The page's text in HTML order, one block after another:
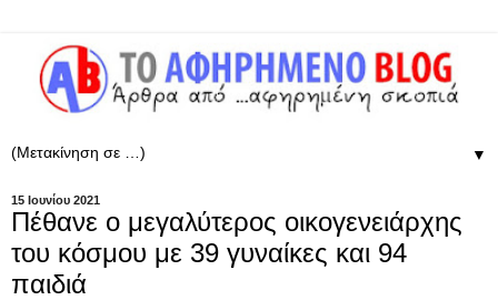
▼
15 Ιουνίου 2021
Πέθανε ο μεγαλύτερος οικογενειάρχης
του κόσμου με 39 γυναίκες και 94
παιδιά